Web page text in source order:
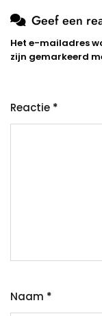
Geef een
Het e-mailadres
zijn gemarkeerd
Reactie *
Naam *